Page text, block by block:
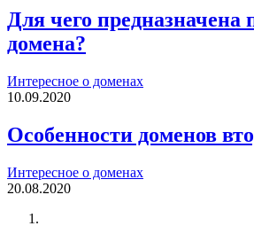
Для чего предназначена
домена?
Интересное о доменах
10.09.2020
Особенности доменов
Интересное о доменах
20.08.2020